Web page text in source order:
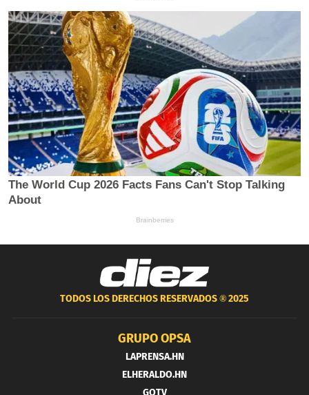
TODOS LOS DERECHOS RESERVADOS ®2025
GRUPO OPSA
LAPRENSA.HN
ELHERALDO.HN
GOTV